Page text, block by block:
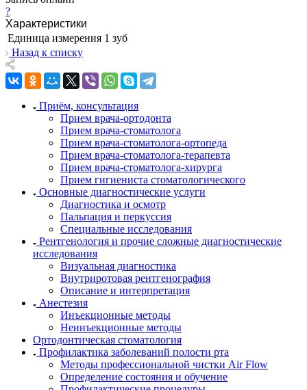
?
Характеристики
Единица измерения 1 зуб
Назад к списку
Приём, консультация
Прием врача-ортодонта
Прием врача-стоматолога
Прием врача-стоматолога-ортопеда
Прием врача-стоматолога-терапевта
Прием врача-стоматолога-хирурга
Прием гигиениста стоматологического
Основные диагностические услуги
Диагностика и осмотр
Пальпация и перкуссия
Специальные исследования
Рентгенология и прочие сложные диагностические
исследования
Визуальная диагностика
Внутриротовая рентгенография
Описание и интерпретация
Анестезия
Инъекционные методы
Неинъекционные методы
Ортодонтическая стоматология
Профилактика заболеваний полости рта
Методы профессиональной чистки Air Flow
Определение состояния и обучение